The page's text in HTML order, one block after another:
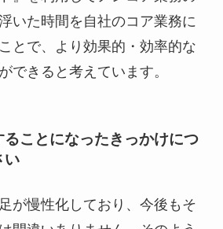
いた時間を自社のコア業務に
とで、より効果的・効率的な
できると考えています。
ことになったきっかけにつ
い
が慢性化しており、今後もそ